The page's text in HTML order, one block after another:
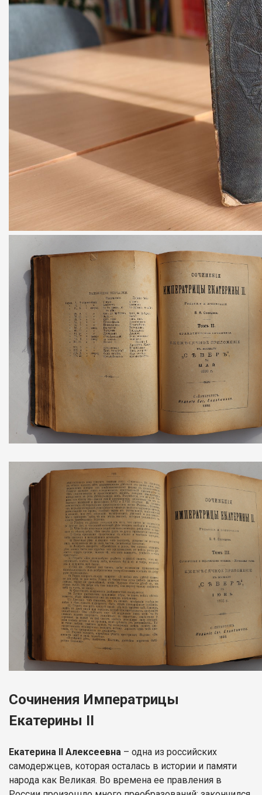
Сочинения Императрицы
Екатерины II
Екатерина II Алексеевна – одна из российских
самодержцев, которая осталась в истории и памяти
народа как Великая. Во времена ее правления в